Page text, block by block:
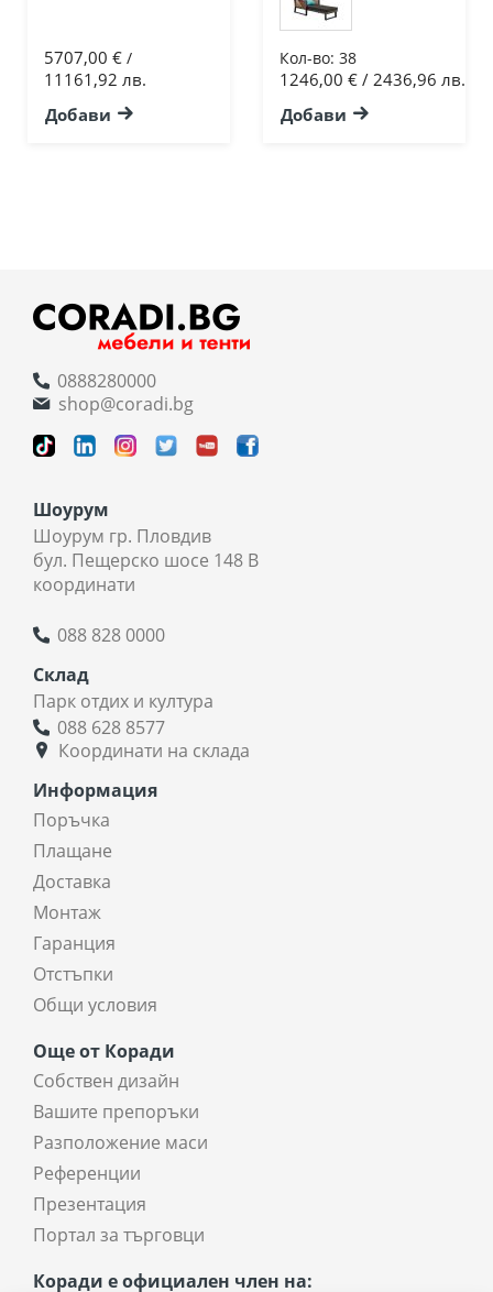
5707,00 € /
11161,92 лв.
Добави
Кол-во: 38
1246,00 € / 2436,96 лв.
Добави
0888280000
shop@coradi.bg
Шоурум
Шоурум гр. Пловдив
бул. Пещерско шосе 148 В
координати
088 828 0000
Склад
Парк отдих и култура
088 628 8577
Координати на склада
Информация
Поръчка
Плащане
Доставка
Монтаж
Гаранция
Отстъпки
Общи условия
Още от Коради
Собствен дизайн
Вашите препоръки
Разположение маси
Референции
Презентация
Портал за търговци
Коради е официален член на: